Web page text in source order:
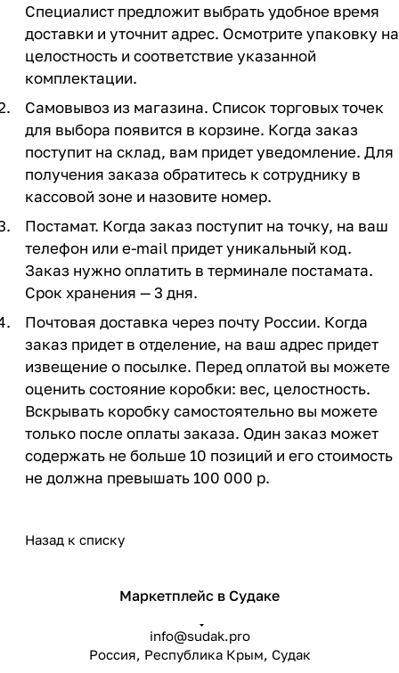
Специалист предложит выбрать удобное время
доставки и уточнит адрес. Осмотрите упаковку на
целостность и соответствие указанной
комплектации.
Самовывоз из магазина. Список торговых точек
для выбора появится в корзине. Когда заказ
поступит на склад, вам придет уведомление. Для
получения заказа обратитесь к сотруднику в
кассовой зоне и назовите номер.
Постамат. Когда заказ поступит на точку, на ваш
телефон или e-mail придет уникальный код.
Заказ нужно оплатить в терминале постамата.
Срок хранения — 3 дня.
Почтовая доставка через почту России. Когда
заказ придет в отделение, на ваш адрес придет
извещение о посылке. Перед оплатой вы можете
оценить состояние коробки: вес, целостность.
Вскрывать коробку самостоятельно вы можете
только после оплаты заказа. Один заказ может
содержать не больше 10 позиций и его стоимость
не должна превышать 100 000 р.
Назад к списку
Маркетплейс в Судаке
info@sudak.pro
Россия, Республика Крым, Судак